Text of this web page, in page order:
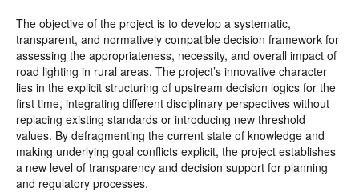
The objective of the project is to develop a systematic,
transparent, and normatively compatible decision framework for
assessing the appropriateness, necessity, and overall impact of
road lighting in rural areas. The project’s innovative character
lies in the explicit structuring of upstream decision logics for the
first time, integrating different disciplinary perspectives without
replacing existing standards or introducing new threshold
values. By defragmenting the current state of knowledge and
making underlying goal conflicts explicit, the project establishes
a new level of transparency and decision support for planning
and regulatory processes.